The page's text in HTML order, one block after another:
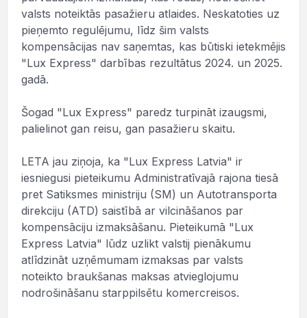
valsts noteiktās pasažieru atlaides. Neskatoties uz
pieņemto regulējumu, līdz šim valsts
kompensācijas nav saņemtas, kas būtiski ietekmējis
"Lux Express" darbības rezultātus 2024. un 2025.
gadā.
Šogad "Lux Express" paredz turpināt izaugsmi,
palielinot gan reisu, gan pasažieru skaitu.
LETA jau ziņoja, ka "Lux Express Latvia" ir
iesniegusi pieteikumu Administratīvajā rajona tiesā
pret Satiksmes ministriju (SM) un Autotransporta
direkciju (ATD) saistībā ar vilcināšanos par
kompensāciju izmaksāšanu. Pieteikumā "Lux
Express Latvia" lūdz uzlikt valstij pienākumu
atlīdzināt uzņēmumam izmaksas par valsts
noteikto braukšanas maksas atvieglojumu
nodrošināšanu starppilsētu komercreisos.